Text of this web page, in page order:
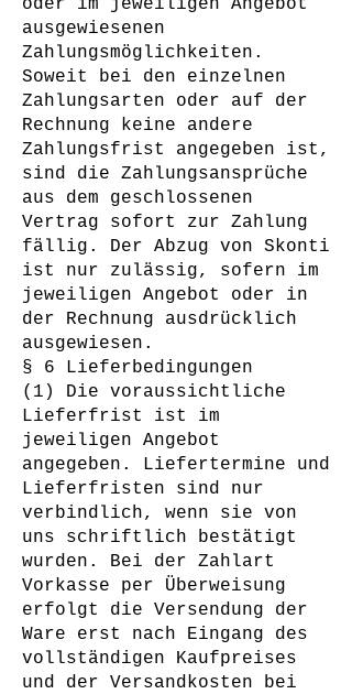
oder im jeweiligen Angebot
ausgewiesenen
Zahlungsmöglichkeiten.
Soweit bei den einzelnen
Zahlungsarten oder auf der
Rechnung keine andere
Zahlungsfrist angegeben ist,
sind die Zahlungsansprüche
aus dem geschlossenen
Vertrag sofort zur Zahlung
fällig. Der Abzug von Skonti
ist nur zulässig, sofern im
jeweiligen Angebot oder in
der Rechnung ausdrücklich
ausgewiesen.
§ 6 Lieferbedingungen
(1) Die voraussichtliche
Lieferfrist ist im
jeweiligen Angebot
angegeben. Liefertermine und
Lieferfristen sind nur
verbindlich, wenn sie von
uns schriftlich bestätigt
wurden. Bei der Zahlart
Vorkasse per Überweisung
erfolgt die Versendung der
Ware erst nach Eingang des
vollständigen Kaufpreises
und der Versandkosten bei